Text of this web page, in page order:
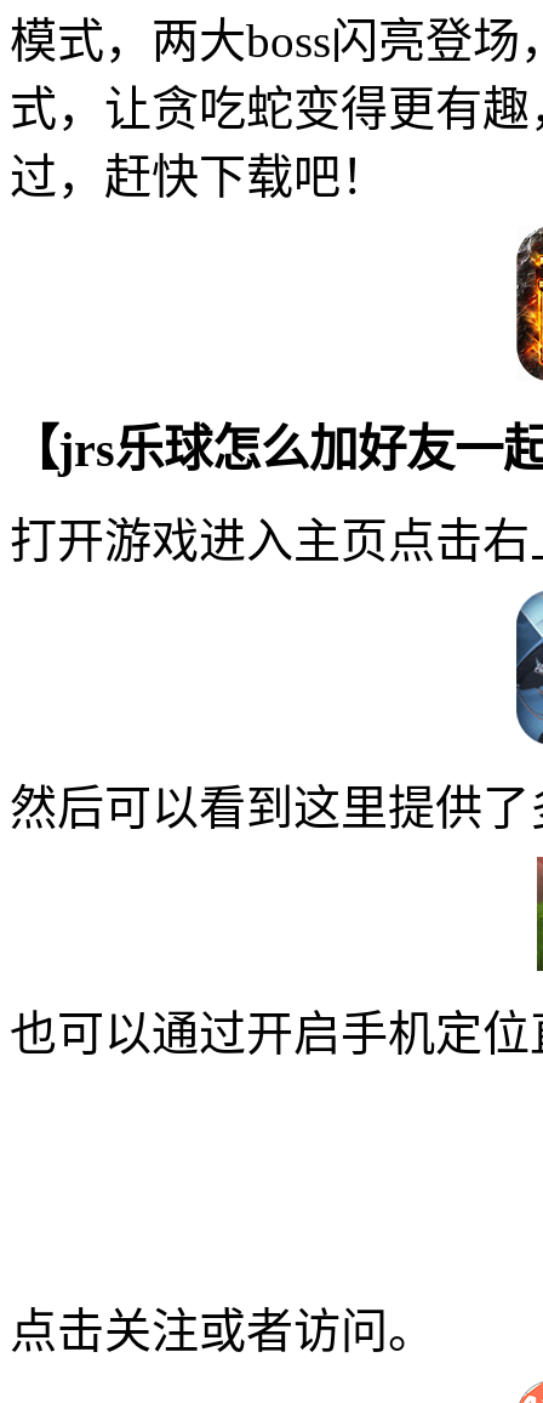
模式，两大boss闪亮登
式，让贪吃蛇变得更有
过，赶快下载吧！
【jrs乐球怎么加好友一
打开游戏进入主页点击
然后可以看到这里提供
也可以通过开启手机定
点击关注或者访问。